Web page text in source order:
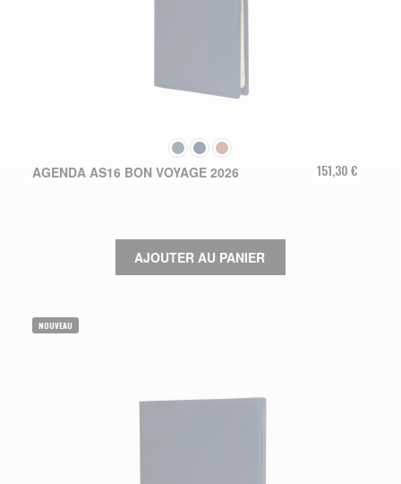
COULEUR
AGENDA AS16 BON VOYAGE 2026 151,30 €
AJOUTER AU PANIER
NOUVEAU